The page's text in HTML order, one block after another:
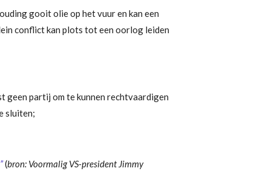
gooit olie op het vuur en kan een
conflict kan plots tot een oorlog leiden
geen partij om te kunnen rechtvaardigen
sluiten;
”(bron: Voormalig VS-president Jimmy